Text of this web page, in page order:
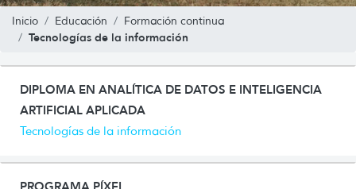
Inicio Educación Formación continua
Tecnologías de la información
DIPLOMA EN ANALÍTICA DE DATOS E INTELIGENCIA
ARTIFICIAL APLICADA
Tecnologías de la información